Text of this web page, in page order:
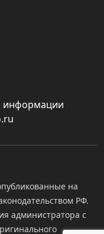
информации
на
РФ.
администратора с